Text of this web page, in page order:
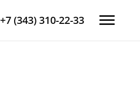
+7 (343) 310-22-33